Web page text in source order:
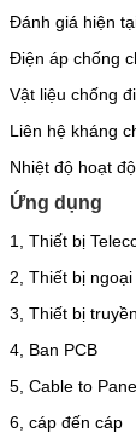
Đánh giá hiện
Điện áp chống
Vật liệu chống
Liên hệ kháng
Nhiệt độ hoạt
Ứng dụng
1, Thiết bị
2, Thiết bị
3, Thiết bị
4, Ban PCB
5, Cable to
6, cáp đến cáp